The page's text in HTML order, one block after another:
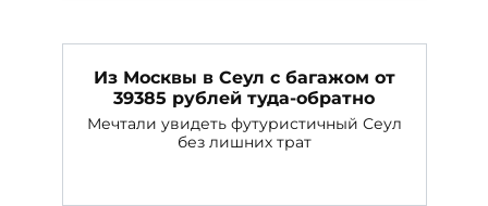
Из Москвы в Сеул с багажом от
39385 рублей туда-обратно
Мечтали увидеть футуристичный Сеул
без лишних трат